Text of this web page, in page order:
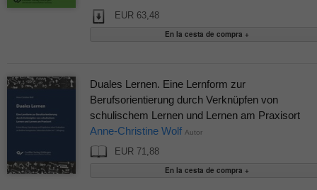
EUR 63,48
Duales Lernen. Eine Lernform zur
Berufsorientierung durch Verknüpfen von
schulischem Lernen und Lernen am Praxisort
Anne-Christine Wolf Autor
EUR 71,88